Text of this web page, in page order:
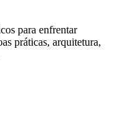
para enfrentar
práticas, arquitetura,